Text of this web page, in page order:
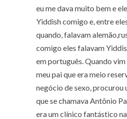
eu me dava muito bem e
Yiddish comigo e, entre
quando, falavam
comigo eles falavam
em português. Quando vim
meu pai que era meio
negócio de sexo, procurou
que se chamava Antônio
era um clínico fantástico